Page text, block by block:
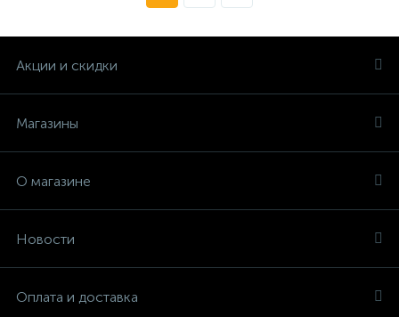
Акции и скидки
Магазины
О магазине
Новости
Оплата и доставка